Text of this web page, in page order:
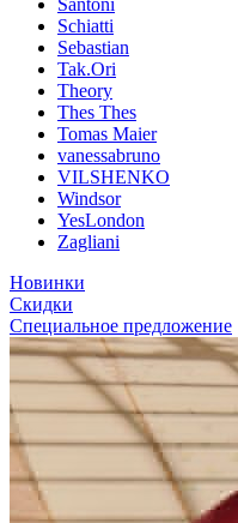
Santoni
Schiatti
Sebastian
Tak.Ori
Theory
Thes Thes
Tomas Maier
vanessabruno
VILSHENKO
Windsor
YesLondon
Zagliani
Новинки
Скидки
Специальное предложение